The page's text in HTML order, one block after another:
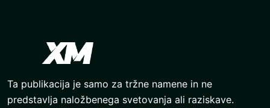
Ta publikacija je samo za tržne namene in ne
predstavlja naložbenega svetovanja ali raziskave.